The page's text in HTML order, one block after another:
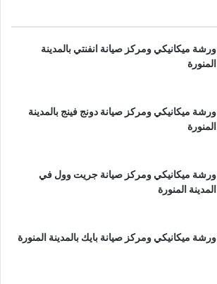
ورشة ميكانيكي ومركز صيانة انفنتي بالمدينة
المنورة
ورشة ميكانيكي ومركز صيانة دونج فينج بالمدينة
المنورة
ورشة ميكانيكي ومركز صيانة جريت وول في
المدينة المنورة
ورشة ميكانيكي ومركز صيانة بايك بالمدينة المنورة